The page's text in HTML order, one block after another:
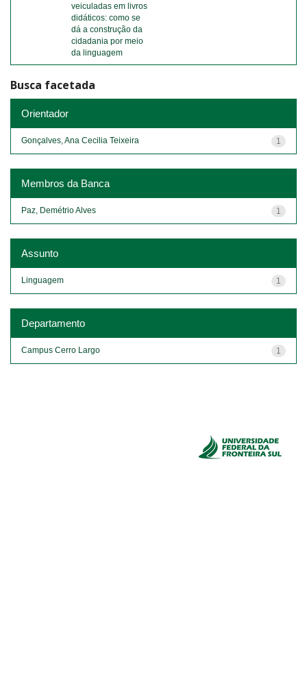
veiculadas em livros
didáticos: como se
dá a construção da
cidadania por meio
da linguagem
Busca facetada
Orientador
1
Gonçalves, Ana Cecilia Teixeira
Membros da Banca
1
Paz, Demétrio Alves
Assunto
1
Linguagem
Departamento
1
Campus Cerro Largo